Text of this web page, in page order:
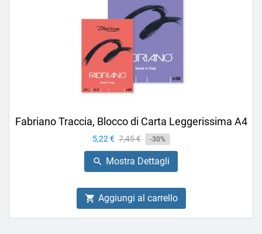
Fabriano Traccia, Blocco di Carta Leggerissima A4
Prezzo
5,22 € Prezzo
base
7,45 € -30%
 Mostra Dettagli
 Aggiungi al carrello